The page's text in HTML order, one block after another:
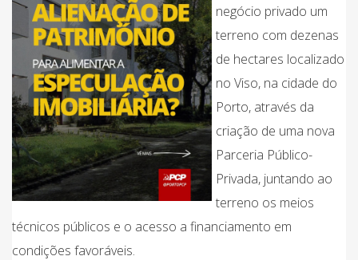
negócio privado um
terreno com dezenas
de hectares localizado
no Viso, na cidade do
Porto, através da
criação de uma nova
Parceria Público-
Privada, juntando ao
terreno os meios
técnicos públicos e o acesso a financiamento em
condições favoráveis.